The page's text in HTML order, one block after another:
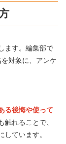
ます。 編集部で
を対象に、アンケ
る後悔や使って
触れることで、
しています。